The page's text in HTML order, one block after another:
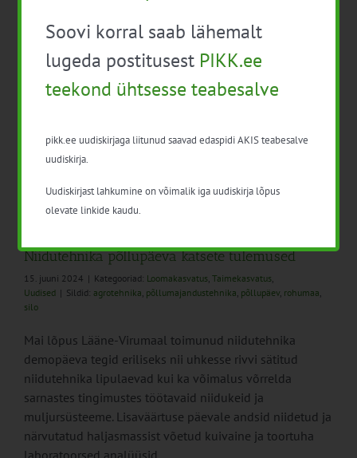
Toimumisaeg: 3. sept kell [...]
Niidutehnika põllupäeva katsete tulemused
15. juuni 2024 | Kategooriad: Loomakasvatus, Taimekasvatus,
Uudised | Sildid: agrotehnika, põllumajandustehnika, põllupäev, rohumaa,
silo
Mai lõpus Lääne-Virumaal toimunud niidutehnika
demopäeva tegid eriliseks nii uhkesse rivvi sätitud
niidutehnika lipulaevad kui ka võimalus võrrelda
sarnastes tingimustes töötavaid niidukeid ja
muljursüsteeme. Lisaväärtuse päevale andsid niidetud ja
närvutatud haljasmassist võetud kuivaine ja toortuha
Soovi korral saab lähemalt
lugeda postitusest PIKK.ee
teekond ühtsesse teabesalve
pikk.ee uudiskirjaga liitunud saavad edaspidi AKIS teabesalve
uudiskirja.
Uudiskirjast lahkumine on võimalik iga uudiskirja lõpus
olevate linkide kaudu.